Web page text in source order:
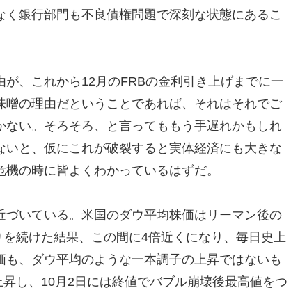
銀行部門も不良債権問題で深刻な状態にあるこ
、これから12月のFRBの金利引き上げまでに一
の理由だということであれば、それはそれでご
い。そろそろ、と言ってももう手遅れかもしれ
と、仮にこれが破裂すると実体経済にも大きな
の時に皆よくわかっているはずだ。
いている。米国のダウ平均株価はリーマン後の
続けた結果、この間に4倍近くになり、毎日史上
、ダウ平均のような一本調子の上昇ではないも
し、10月2日には終値でバブル崩壊後最高値をつ